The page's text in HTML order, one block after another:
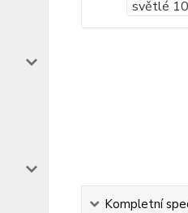
Kompletní